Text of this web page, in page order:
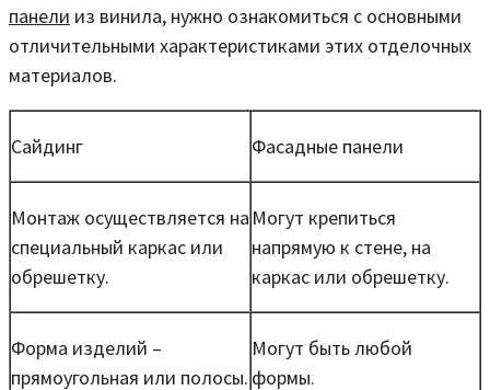
панели из винила, нужно ознакомиться с основными
отличительными характеристиками этих отделочных
материалов.
Сайдинг Фасадные панели
Монтаж осуществляется на
специальный каркас или
обрешетку.
Могут крепиться
напрямую к стене, на
каркас или обрешетку.
Форма изделий –
прямоугольная или полосы.
Могут быть любой
формы.